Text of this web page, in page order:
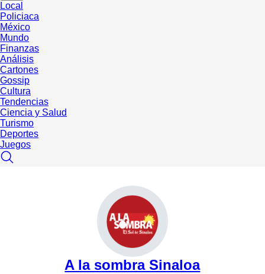
Local
Policiaca
México
Mundo
Finanzas
Análisis
Cartones
Gossip
Cultura
Tendencias
Ciencia y Salud
Turismo
Deportes
Juegos
A la sombra Sinaloa